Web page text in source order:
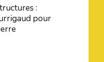
:
pour